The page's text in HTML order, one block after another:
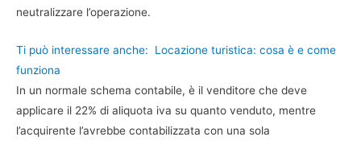
neutralizzare l’operazione.
Ti può interessare anche:
Locazione turistica: cosa è e come
funziona
In un normale schema contabile, è il venditore che deve
applicare il 22% di aliquota iva su quanto venduto, mentre
l’acquirente l’avrebbe contabilizzata con una sola